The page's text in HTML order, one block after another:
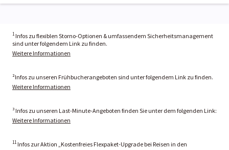
1 Infos zu flexiblen Storno-Optionen & umfassendem Sicherheitsmanagement
sind unter folgendem Link zu finden.
Weitere Informationen
²Infos zu unseren Frühbucherangeboten sind unter folgendem Link zu finden.
Weitere Informationen
³ Infos zu unseren Last-Minute-Angeboten finden Sie unter dem folgenden Link:
Weitere Informationen
11 Infos zur Aktion „Kostenfreies Flexpaket-Upgrade bei Reisen in den